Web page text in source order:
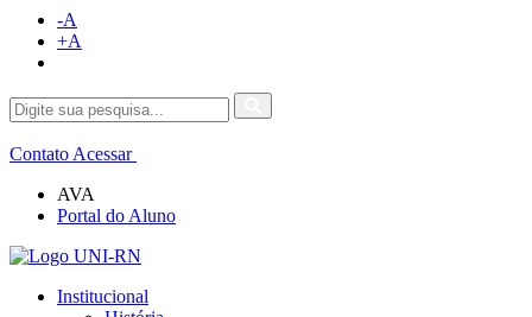
-A
+A
Contato Acessar
AVA
Portal do Aluno
Institucional